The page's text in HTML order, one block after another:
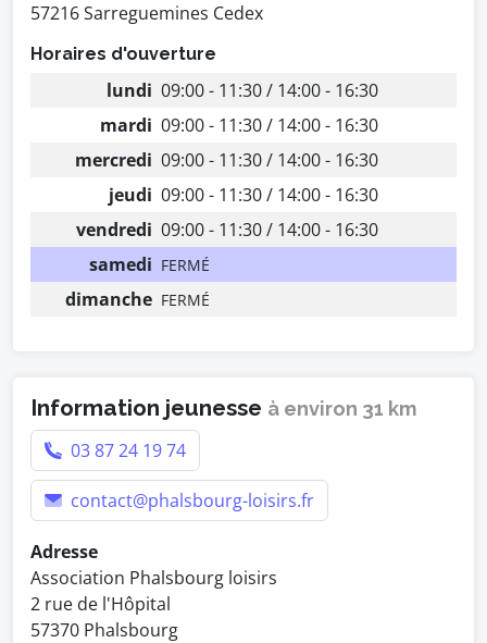
57216 Sarreguemines Cedex
Horaires d'ouverture
lundi 09:00 - 11:30 / 14:00 - 16:30
mardi 09:00 - 11:30 / 14:00 - 16:30
mercredi 09:00 - 11:30 / 14:00 - 16:30
jeudi 09:00 - 11:30 / 14:00 - 16:30
vendredi 09:00 - 11:30 / 14:00 - 16:30
samedi FERMÉ
dimanche FERMÉ
Information jeunesse à environ 31 km
03 87 24 19 74
contact@phalsbourg-loisirs.fr
Adresse
Association Phalsbourg loisirs
2 rue de l'Hôpital
57370 Phalsbourg